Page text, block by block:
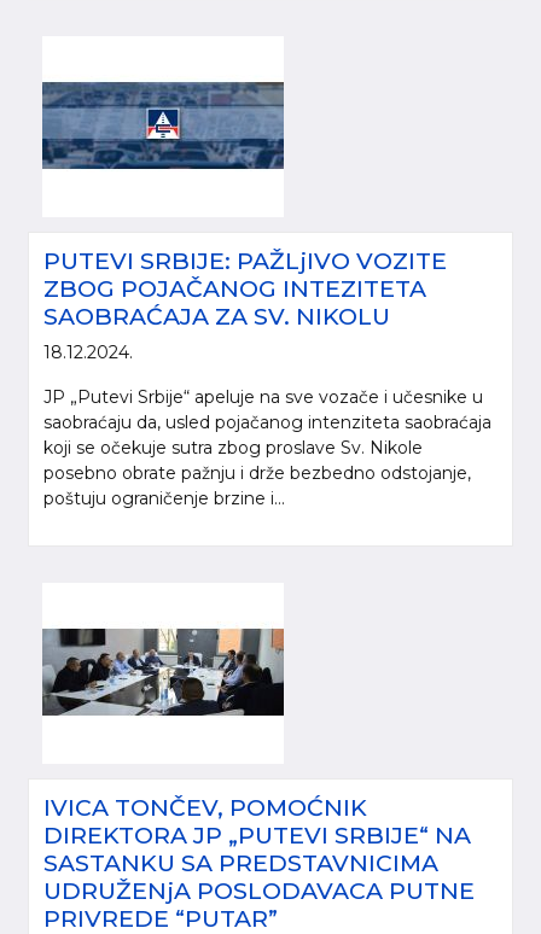
PUTEVI SRBIJE: PAŽLjIVO VOZITE
ZBOG POJAČANOG INTEZITETA
SAOBRAĆAJA ZA SV. NIKOLU
18.12.2024.
JP „Putevi Srbije“ apeluje na sve vozače i učesnike u
saobraćaju da, usled pojačanog intenziteta saobraćaja
koji se očekuje sutra zbog proslave Sv. Nikole
posebno obrate pažnju i drže bezbedno odstojanje,
poštuju ograničenje brzine i...
IVICA TONČEV, POMOĆNIK
DIREKTORA JP „PUTEVI SRBIJE“ NA
SASTANKU SA PREDSTAVNICIMA
UDRUŽENjA POSLODAVACA PUTNE
PRIVREDE “PUTAR”